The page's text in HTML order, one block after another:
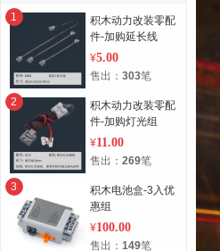
1
积木动力改装零配
件-加购延长线
¥5.00
售出： 303笔
2
积木动力改装零配
件-加购灯光组
¥11.00
售出： 269笔
3
积木电池盒-3入优
惠组
¥100.00
售出： 149笔